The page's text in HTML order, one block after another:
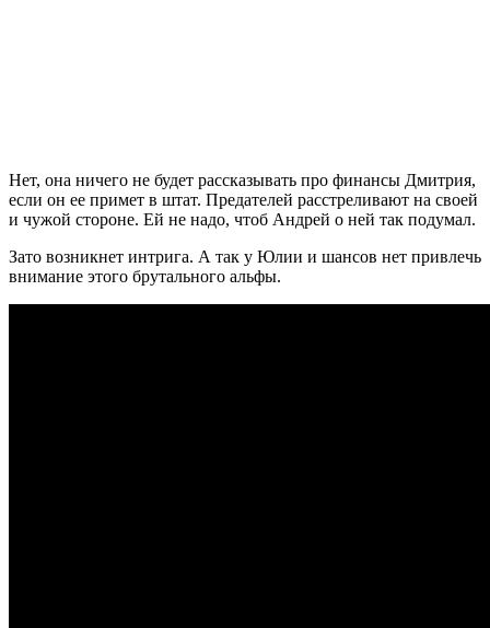
Нет, она ничего не будет рассказывать про финансы Дмитрия,
если он ее примет в штат. Предателей расстреливают на своей
и чужой стороне. Ей не надо, чтоб Андрей о ней так подумал.
Зато возникнет интрига. А так у Юлии и шансов нет привлечь
внимание этого брутального альфы.